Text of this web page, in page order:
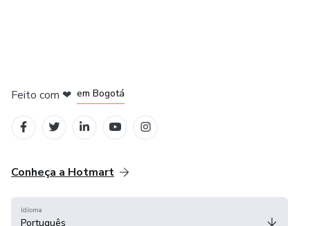
Feito com ❤ em Bogotá
Conheça a Hotmart
Idioma
Português